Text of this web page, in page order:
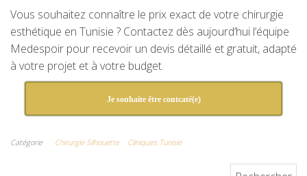
Vous souhaitez connaître le prix exact de votre chirurgie
esthétique en Tunisie ? Contactez dès aujourd’hui l’équipe
Medespoir pour recevoir un devis détaillé et gratuit, adapté
à votre projet et à votre budget.
Je souhaite être contcaté(e)
Catégorie Chirurgie Silhouette Cliniques Tunisie